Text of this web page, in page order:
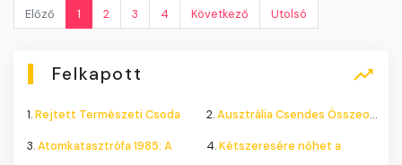
Előző
1 2 3 4 Következő Utolsó
Felkapott
1.Rejtett Természeti Csoda 2.Ausztrália Csendes Összeomlása
3.Atomkatasztrófa 1985: A 4.Kétszeresére nőhet a